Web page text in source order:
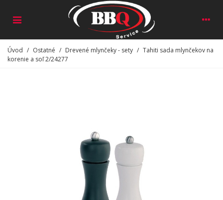
Úvod / Ostatné / Drevené mlynčeky - sety / Tahiti sada mlynčekov na
korenie a soľ 2/24277